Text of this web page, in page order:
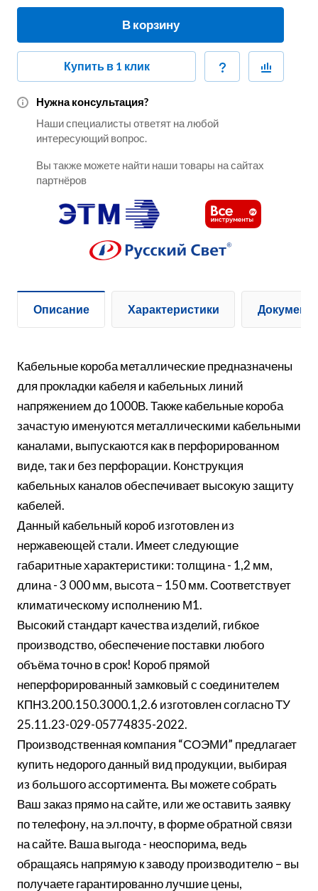
В корзину
Купить в 1 клик
Нужна консультация?
Наши специалисты ответят на любой
интересующий вопрос.
Вы также можете найти наши товары на сайтах
партнёров
Описание Характеристики
Кабельные короба металлические предназначены
для прокладки кабеля и кабельных линий
напряжением до 1000В. Также кабельные короба
зачастую именуются металлическими кабельными
каналами, выпускаются как в перфорированном
виде, так и без перфорации. Конструкция
кабельных каналов обеспечивает высокую защиту
кабелей.
Данный кабельный короб изготовлен из
нержавеющей стали. Имеет следующие
габаритные характеристики: толщина - 1,2 мм,
длина - 3 000 мм, высота – 150 мм. Соответствует
климатическому исполнению М1.
Высокий стандарт качества изделий, гибкое
производство, обеспечение поставки любого
объёма точно в срок! Короб прямой
неперфорированный замковый с соединителем
КПНЗ.200.150.3000.1,2.6 изготовлен согласно ТУ
25.11.23-029-05774835-2022.
Производственная компания “СОЭМИ” предлагает
купить недорого данный вид продукции, выбирая
из большого ассортимента. Вы можете собрать
Ваш заказ прямо на сайте, или же оставить заявку
по телефону, на эл.почту, в форме обратной связи
на сайте. Ваша выгода - неоспорима, ведь
обращаясь напрямую к заводу производителю – вы
получаете гарантированно лучшие цены,